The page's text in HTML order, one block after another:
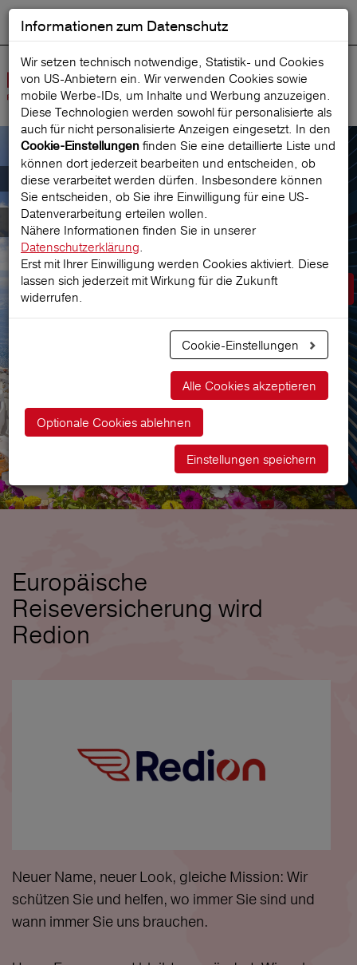
Suche starten
Der österreichische Marktführer für
Reiseversicherungen
Prämie berechnen
Europäische
Reiseversicherung wird
Redion
Neuer Name, neuer Look, gleiche Mission: Wir
schützen Sie und helfen, wo immer Sie sind und
wann immer Sie uns brauchen.
Informationen zum Datenschutz
Wir setzen technisch notwendige, Statistik- und Cookies
von US-Anbietern ein. Wir verwenden Cookies sowie
mobile Werbe‑IDs, um Inhalte und Werbung anzuzeigen.
Diese Technologien werden sowohl für personalisierte als
auch für nicht personalisierte Anzeigen eingesetzt. In den
Cookie-Einstellungen finden Sie eine detaillierte Liste und
können dort jederzeit bearbeiten und entscheiden, ob
diese verarbeitet werden dürfen. Insbesondere können
Sie entscheiden, ob Sie ihre Einwilligung für eine US-
Datenverarbeitung erteilen wollen.
Nähere Informationen finden Sie in unserer
Datenschutzerklärung.
Erst mit Ihrer Einwilligung werden Cookies aktiviert. Diese
lassen sich jederzeit mit Wirkung für die Zukunft
widerrufen.
Cookie-Einstellungen
Alle Cookies akzeptieren
Optionale Cookies ablehnen
Einstellungen speichern